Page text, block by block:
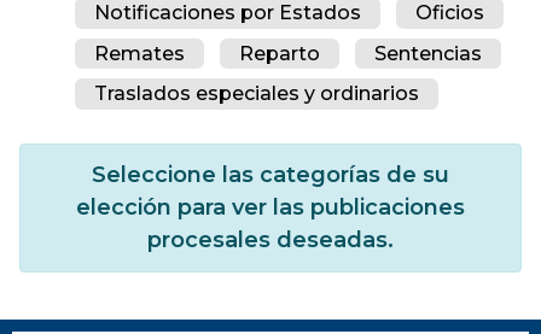
Notificaciones por Estados
Oficios
Remates
Reparto
Sentencias
Traslados especiales y ordinarios
Seleccione las categorías de su
elección para ver las publicaciones
procesales deseadas.